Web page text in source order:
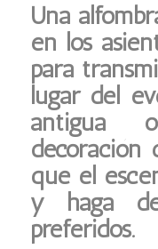
Una
en los
para
lugar del
antigua
decoración
que el
y haga
preferidos.